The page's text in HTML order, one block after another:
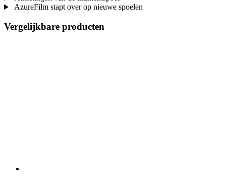
AzureFilm stapt over op nieuwe spoelen
Vergelijkbare producten